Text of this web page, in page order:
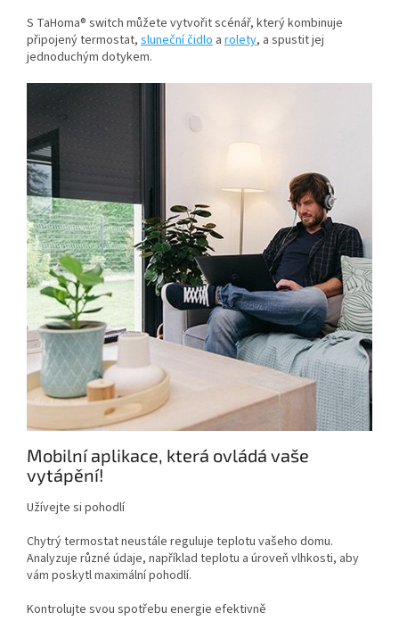
S TaHoma® switch můžete vytvořit scénář, který kombinuje
připojený termostat, sluneční čidlo a rolety, a spustit jej
jednoduchým dotykem.
Mobilní aplikace, která ovládá vaše
vytápění!
Užívejte si pohodlí
Chytrý termostat neustále reguluje teplotu vašeho domu.
Analyzuje různé údaje, například teplotu a úroveň vlhkosti, aby
vám poskytl maximální pohodlí.
Kontrolujte svou spotřebu energie efektivně